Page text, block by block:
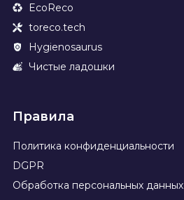
EcoReco
toreco.tech
Hygienosaurus
Чистые ладошки
Правила
Политика конфиденциальности
DGPR
Обработка персональных данных